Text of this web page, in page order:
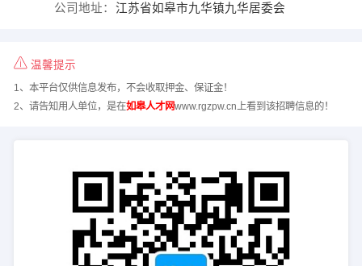
公司地址： 江苏省如皋市九华镇九华居委会
温馨提示
1、本平台仅供信息发布，不会收取押金、保证金！
2、请告知用人单位，是在如皋人才网www.rgzpw.cn上看到该招聘信息的！